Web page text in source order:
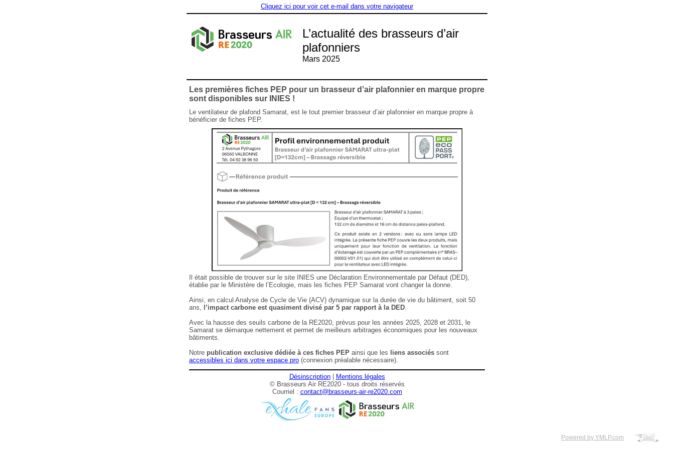
Cliquez ici pour voir cet e-mail dans votre navigateur
L’actualité des brasseurs d’air
plafonniers
Mars 2025
Les premières fiches PEP pour un brasseur d’air plafonnier en marque propre
sont disponibles sur INIES !
Le ventilateur de plafond Samarat, est le tout premier brasseur d’air plafonnier en marque propre à
bénéficier de fiches PEP.
Il était possible de trouver sur le site INIES une Déclaration Environnementale par Défaut (DED),
établie par le Ministère de l’Ecologie, mais les fiches PEP Samarat vont changer la donne.
Ainsi, en calcul Analyse de Cycle de Vie (ACV) dynamique sur la durée de vie du bâtiment, soit 50
ans,
l’impact carbone est quasiment divisé par 5 par rapport à la DED.
Avec la hausse des seuils carbone de la RE2020, prévus pour les années 2025, 2028 et 2031, le
Samarat se démarque nettement et permet de meilleurs arbitrages économiques pour les nouveaux
bâtiments.
Notre publication exclusive dédiée à ces fiches PEP ainsi que les liens associés sont
accessibles ici dans votre espace pro (connexion préalable nécessaire).
Désinscription|
Mentions légales
© Brasseurs Air RE2020 - tous droits réservés
Courriel : contact@brasseurs-air-re2020.com
Powered by YMLP.com